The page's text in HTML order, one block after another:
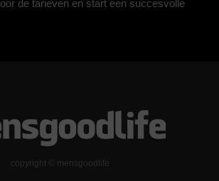
de tarieven en start een succesvolle
copyright © mensgoodlife